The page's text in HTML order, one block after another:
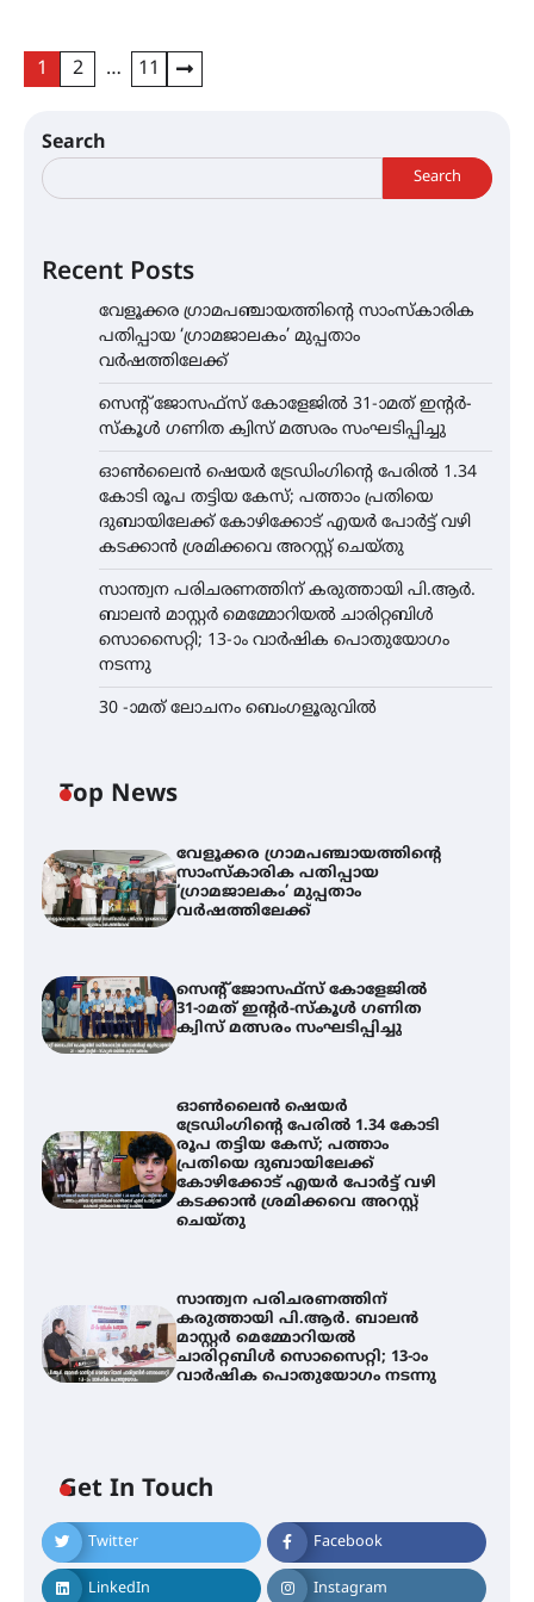
Posts
1 2 … 11
Search
Search
Recent Posts
വേളൂക്കര ഗ്രാമപഞ്ചായത്തിന്റെ സാംസ്കാരിക
പതിപ്പായ ‘ഗ്രാമജാലകം’ മുപ്പതാം
വർഷത്തിലേക്ക്
സെന്റ് ജോസഫ്സ് കോളേജിൽ 31-ാമത് ഇന്റർ-
സ്കൂൾ ഗണിത ക്വിസ് മത്സരം സംഘടിപ്പിച്ചു
ഓൺലൈൻ ഷെയർ ട്രേഡിംഗിന്റെ പേരിൽ 1.34
കോടി രൂപ തട്ടിയ കേസ്; പത്താം പ്രതിയെ
ദുബായിലേക്ക് കോഴിക്കോട് എയർ പോർട്ട് വഴി
കടക്കാൻ ശ്രമിക്കവെ അറസ്റ്റ് ചെയ്തു
സാന്ത്വന പരിചരണത്തിന് കരുത്തായി പി.ആർ.
ബാലൻ മാസ്റ്റർ മെമ്മോറിയൽ ചാരിറ്റബിൾ
സൊസൈറ്റി; 13-ാം വാർഷിക പൊതുയോഗം
നടന്നു
30 -ാമത് ലോചനം ബെംഗളൂരുവിൽ
Top News
വേളൂക്കര ഗ്രാമപഞ്ചായത്തിന്റെ
സാംസ്കാരിക പതിപ്പായ
‘ഗ്രാമജാലകം’ മുപ്പതാം
വർഷത്തിലേക്ക്
സെന്റ് ജോസഫ്സ് കോളേജിൽ
31-ാമത് ഇന്റർ-സ്കൂൾ ഗണിത
ക്വിസ് മത്സരം സംഘടിപ്പിച്ചു
ഓൺലൈൻ ഷെയർ
ട്രേഡിംഗിന്റെ പേരിൽ 1.34 കോടി
രൂപ തട്ടിയ കേസ്; പത്താം
പ്രതിയെ ദുബായിലേക്ക്
കോഴിക്കോട് എയർ പോർട്ട് വഴി
കടക്കാൻ ശ്രമിക്കവെ അറസ്റ്റ്
ചെയ്തു
സാന്ത്വന പരിചരണത്തിന്
കരുത്തായി പി.ആർ. ബാലൻ
മാസ്റ്റർ മെമ്മോറിയൽ
ചാരിറ്റബിൾ സൊസൈറ്റി; 13-ാം
വാർഷിക പൊതുയോഗം നടന്നു
Get In Touch
Twitter Facebook
LinkedIn Instagram
ഓൺലൈൻ ഷെയർ ട്രേഡിംഗിന്റെ
പേരിൽ 1.34 കോടി രൂപ തട്ടിയ
കേസ്; പത്താം പ്രതിയെ
ദുബായിലേക്ക് കോഴിക്കോട് എയർ